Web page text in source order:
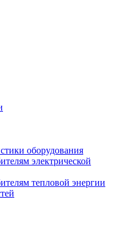
оборудования
электрической
тепловой энергии